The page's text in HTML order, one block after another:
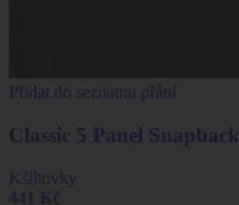
Přidat do seznamu přání
Classic 5 Panel Snapback
Kšiltovky